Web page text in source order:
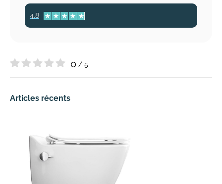
4.8
0 / 5
Articles récents